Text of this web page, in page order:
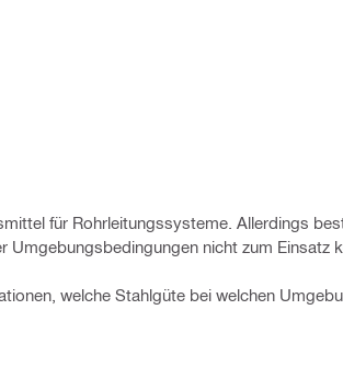
für Rohrleitungssysteme. Allerdings
nicht zum Einsatz
welche Stahlgüte bei welchen